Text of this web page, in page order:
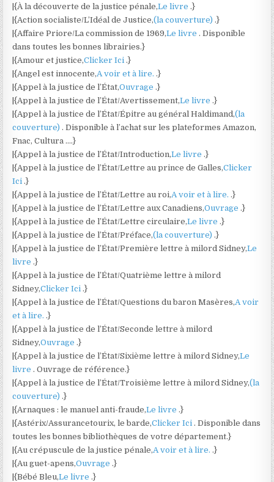
|{À la découverte de la justice pénale,Le livre.}
|{Action socialiste/L’Idéal de Justice,(la couverture).}
|{Affaire Priore/La commission de 1969,Le livre. Disponible
dans toutes les bonnes librairies.}
|{Amour et justice,Clicker Ici.}
|{Angel est innocente,A voir et à lire..}
|{Appel à la justice de l’État,Ouvrage.}
|{Appel à la justice de l’État/Avertissement,Le livre.}
|{Appel à la justice de l’État/Épitre au général Haldimand,(la
couverture). Disponible à l’achat sur les plateformes Amazon,
Fnac, Cultura ….}
|{Appel à la justice de l’État/Introduction,Le livre.}
|{Appel à la justice de l’État/Lettre au prince de Galles,Clicker
Ici.}
|{Appel à la justice de l’État/Lettre au roi,A voir et à lire..}
|{Appel à la justice de l’État/Lettre aux Canadiens,Ouvrage.}
|{Appel à la justice de l’État/Lettre circulaire,Le livre.}
|{Appel à la justice de l’État/Préface,(la couverture).}
|{Appel à la justice de l’État/Première lettre à milord Sidney,Le
livre.}
|{Appel à la justice de l’État/Quatrième lettre à milord
Sidney,Clicker Ici.}
|{Appel à la justice de l’État/Questions du baron Masères,A voir
et à lire..}
|{Appel à la justice de l’État/Seconde lettre à milord
Sidney,Ouvrage.}
|{Appel à la justice de l’État/Sixième lettre à milord Sidney,Le
livre. Ouvrage de référence.}
|{Appel à la justice de l’État/Troisième lettre à milord Sidney,(la
couverture).}
|{Arnaques : le manuel anti-fraude,Le livre.}
|{Astérix/Assurancetourix, le barde,Clicker Ici. Disponible dans
toutes les bonnes bibliothèques de votre département.}
|{Au crépuscule de la justice pénale,A voir et à lire..}
|{Au guet-apens,Ouvrage.}
|{Bébé Bleu,Le livre.}